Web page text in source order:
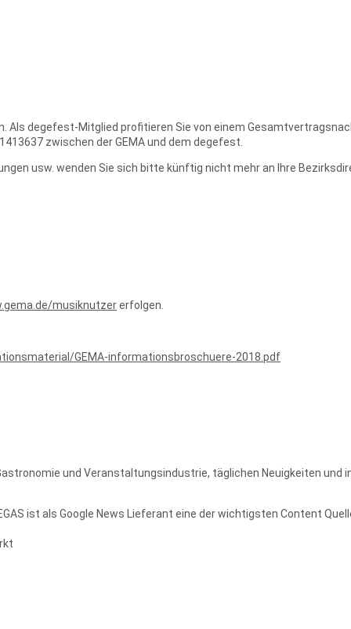
degefest-Mitglied profitieren Sie von einem
zwischen der GEMA und dem degefest.
usw. wenden Sie sich bitte künftig nicht mehr an Ihre
musiknutzererfolgen.
GEMA-informationsbroschuere-2018.pdf
und Veranstaltungsindustrie, täglichen Neuigkeiten
ist als Google News Lieferant eine der wichtigsten Content